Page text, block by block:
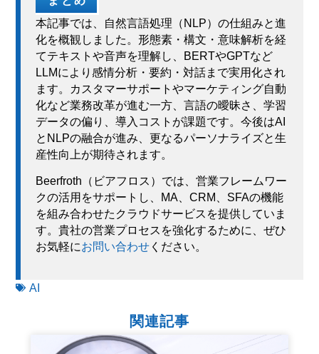
本記事では、自然言語処理（NLP）の仕組みと進
化を概観しました。形態素・構文・意味解析を経
てテキストや音声を理解し、BERTやGPTなど
LLMにより感情分析・要約・対話まで実用化され
ます。カスタマーサポートやマーケティング自動
化など業務改革が進む一方、言語の曖昧さ、学習
データの偏り、導入コストが課題です。今後はAI
とNLPの融合が進み、更なるパーソナライズと生
産性向上が期待されます。
Beerfroth（ビアフロス）では、営業フレームワー
クの活用をサポートし、MA、CRM、SFAの機能
を組み合わせたクラウドサービスを提供していま
す。貴社の営業プロセスを強化するために、ぜひ
お気軽にお問い合わせください。
AI
関連記事